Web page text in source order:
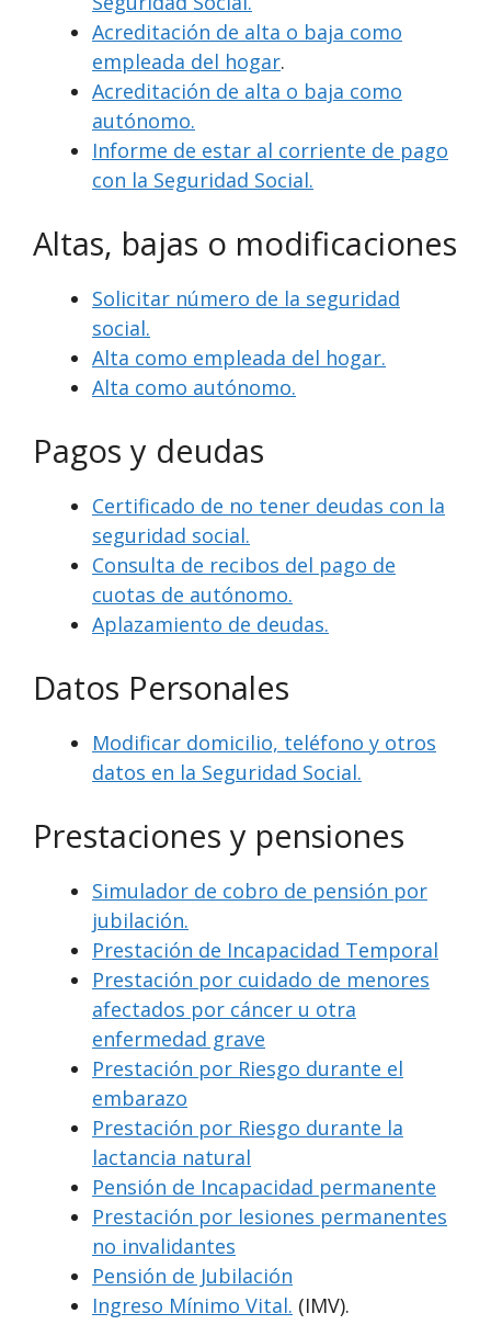
Acreditación de alta o baja como
empleada del hogar.
Acreditación de alta o baja como
autónomo.
Informe de estar al corriente de pago
con la Seguridad Social.
Altas, bajas o modificaciones
Solicitar número de la seguridad
social.
Alta como empleada del hogar.
Alta como autónomo.
Pagos y deudas
Certificado de no tener deudas con la
seguridad social.
Consulta de recibos del pago de
cuotas de autónomo.
Aplazamiento de deudas.
Datos Personales
Modificar domicilio, teléfono y otros
datos en la Seguridad Social.
Prestaciones y pensiones
Simulador de cobro de pensión por
jubilación.
Prestación de Incapacidad Temporal
Prestación por cuidado de menores
afectados por cáncer u otra
enfermedad grave
Prestación por Riesgo durante el
embarazo
Prestación por Riesgo durante la
lactancia natural
Pensión de Incapacidad permanente
Prestación por lesiones permanentes
no invalidantes
Pensión de Jubilación
Ingreso Mínimo Vital. (IMV).